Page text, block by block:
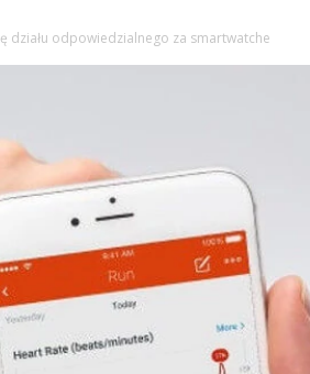
działu odpowiedzialnego za smartwatche